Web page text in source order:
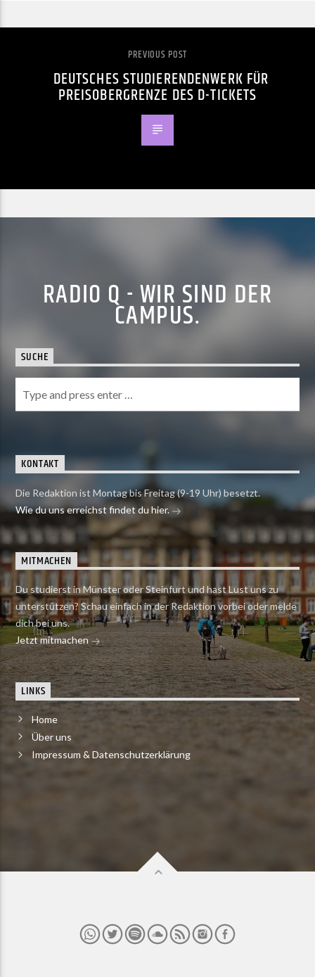
PREVIOUS POST
DEUTSCHES STUDIERENDENWERK FÜR
PREISOBERGRENZE DES D-TICKETS
RADIO Q - WIR SIND DER
CAMPUS.
SUCHE
KONTAKT
Die Redaktion ist Montag bis Freitag (9-19 Uhr) besetzt.
Wie du uns erreichst findet du hier.
MITMACHEN
Du studierst in Münster oder Steinfurt und hast Lust uns zu
unterstützen? Schau einfach in der Redaktion vorbei oder melde
dich bei uns.
Jetzt mitmachen
LINKS
Home
Über uns
Impressum & Datenschutzerklärung